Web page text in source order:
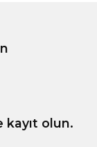
kayıt olun.